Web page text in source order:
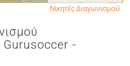
-
Νικητές Διαγωνισμού